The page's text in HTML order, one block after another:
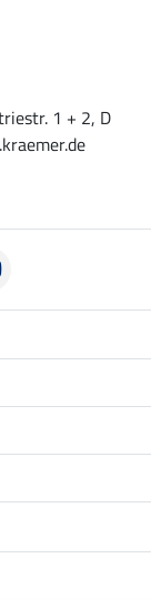
1 + 2, D